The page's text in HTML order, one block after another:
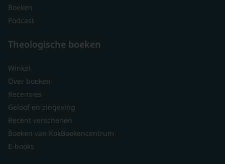
Boeken
Podcast
Theologische boeken
Winkel
Over boeken
Recensies
Geloof en zingeving
Recent verschenen
Boeken van KokBoekencentrum
E-books